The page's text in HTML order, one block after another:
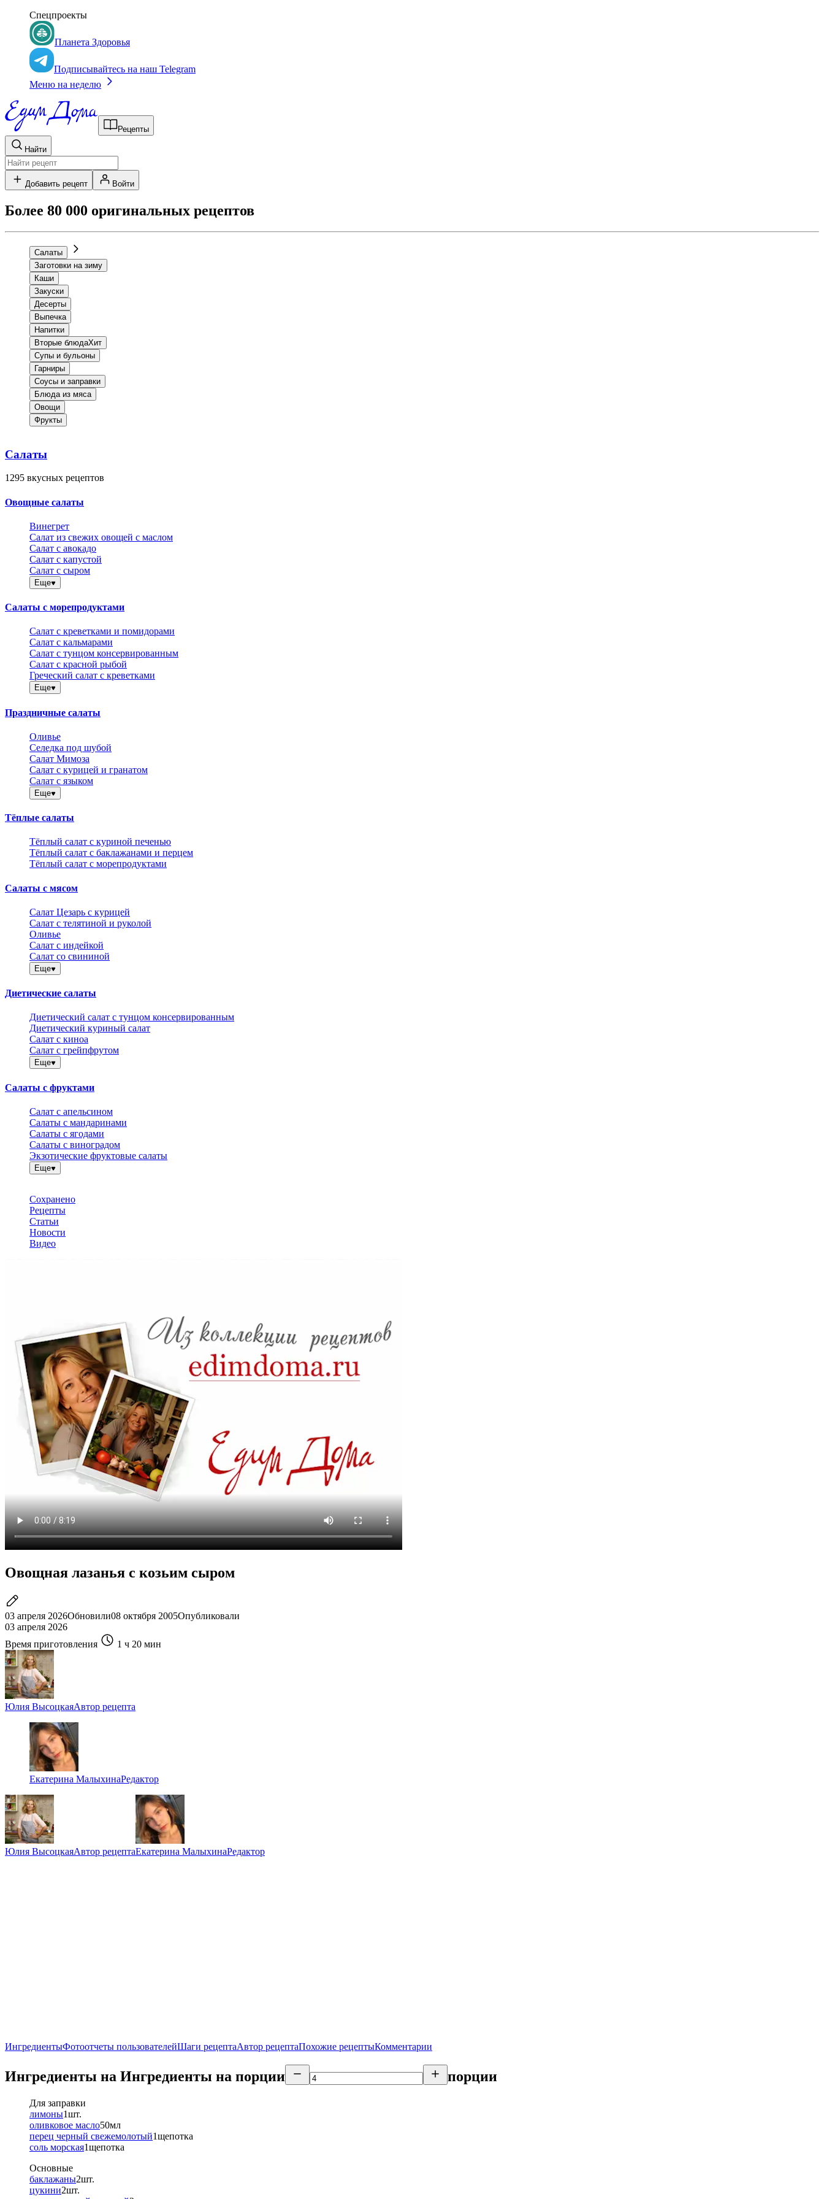
Спецпроекты
Планета Здоровья
Подписывайтесь на наш Telegram
Меню на неделю
Рецепты
Найти
Добавить рецепт Войти
Более 80 000 оригинальных рецептов
Салаты
Заготовки на зиму
Каши
Закуски
Десерты
Выпечка
Напитки
Вторые блюдаХит
Супы и бульоны
Гарниры
Соусы и заправки
Блюда из мяса
Овощи
Фрукты
Салаты
1295 вкусных рецептов
Овощные салаты
Винегрет
Салат из свежих овощей с маслом
Салат с авокадо
Салат с капустой
Салат с сыром
Еще
Салаты с морепродуктами
Салат с креветками и помидорами
Салат с кальмарами
Салат с тунцом консервированным
Салат с красной рыбой
Греческий салат с креветками
Еще
Праздничные салаты
Оливье
Селедка под шубой
Салат Мимоза
Салат с курицей и гранатом
Салат с языком
Еще
Тёплые салаты
Тёплый салат с куриной печенью
Тёплый салат с баклажанами и перцем
Тёплый салат с морепродуктами
Салаты с мясом
Салат Цезарь с курицей
Салат с телятиной и руколой
Оливье
Салат с индейкой
Салат со свининой
Еще
Диетические салаты
Диетический салат с тунцом консервированным
Диетический куриный салат
Салат с киноа
Салат с грейпфрутом
Еще
Салаты с фруктами
Салат с апельсином
Салаты с мандаринами
Салаты с ягодами
Салаты с виноградом
Экзотические фруктовые салаты
Еще
Сохранено
Рецепты
Статьи
Новости
Видео
Овощная лазанья с козьим сыром
03 апреля 2026Обновили08 октября 2005Опубликовали
03 апреля 2026
Время приготовления
1 ч 20 мин
Юлия ВысоцкаяАвтор рецепта
Екатерина МалыхинаРедактор
Юлия ВысоцкаяАвтор рецептаЕкатерина МалыхинаРедактор
ИнгредиентыФотоотчеты пользователейШаги рецептаАвтор рецептаПохожие рецептыКомментарии
Ингредиенты на Ингредиенты на порции порции
Для заправки
лимоны1шт.
оливковое масло50мл
перец черный свежемолотый1щепотка
соль морская1щепотка
Основные
баклажаны2шт.
цукини2шт.